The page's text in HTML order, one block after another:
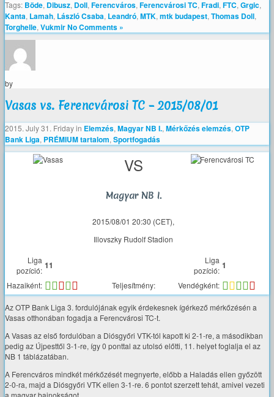
Tags: Böde, Dibusz, Doll, Ferencváros, Ferencvárosi TC, Fradi, FTC, Grgic,
Kanta, Lamah, László Csaba, Leandró, MTK, mtk budapest, Thomas Doll,
Torghelle, VukmirNo Comments »
by
Vasas vs. Ferencvárosi TC – 2015/08/01
2015. July 31. Fridayin Elemzés, Magyar NB I., Mérkőzés elemzés, OTP
Bank Liga, PRÉMIUM tartalom, Sportfogadás
VS
Magyar NB I.
2015/08/01 20:30 (CET),
Illovszky Rudolf Stadion
Liga
pozíció: 11
Liga
pozíció: 1
Hazaiként: Teljesítmény: Vendégként:
Az OTP Bank Liga 3. fordulójának egyik érdekesnek ígérkező mérkőzésén a
Vasas otthonában fogadja a Ferencvárosi TC-t.
A Vasas az első fordulóban a Diósgyőri VTK-tól kapott ki 2-1-re, a másodikban
pedig az Újpesttől 3-1-re, így 0 ponttal az utolsó előtti, 11. helyet foglalja el az
NB 1 táblázatában.
A Ferencváros mindkét mérkőzését megnyerte, előbb a Haladás ellen győzött
2-0-ra, majd a Diósgyőri VTK ellen 3-1-re. 6 pontot szerzett tehát, amivel vezeti
a magyar bajnokságot.